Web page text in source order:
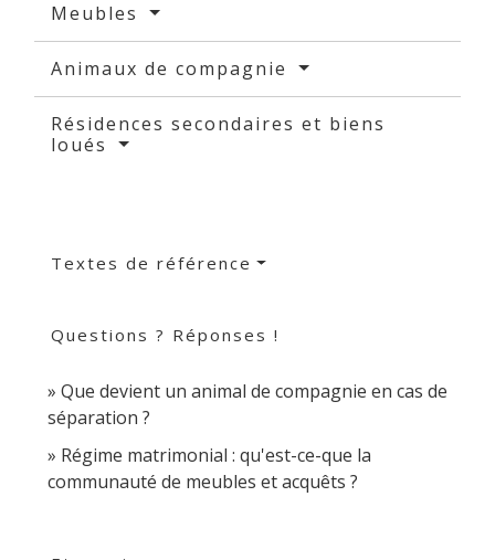
Meubles
Animaux de compagnie
Résidences secondaires et biens
loués
Textes de référence
Questions ? Réponses !
Que devient un animal de compagnie en cas de
séparation ?
Régime matrimonial : qu'est-ce-que la
communauté de meubles et acquêts ?